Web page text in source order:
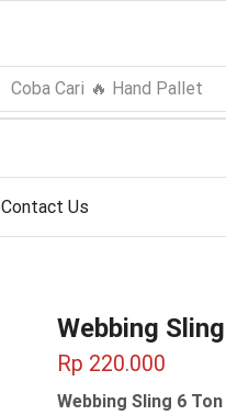
Coba Cari 🔥 Hand Pallet
Contact Us
Webbing
Rp 220.000
Webbing Sling 6